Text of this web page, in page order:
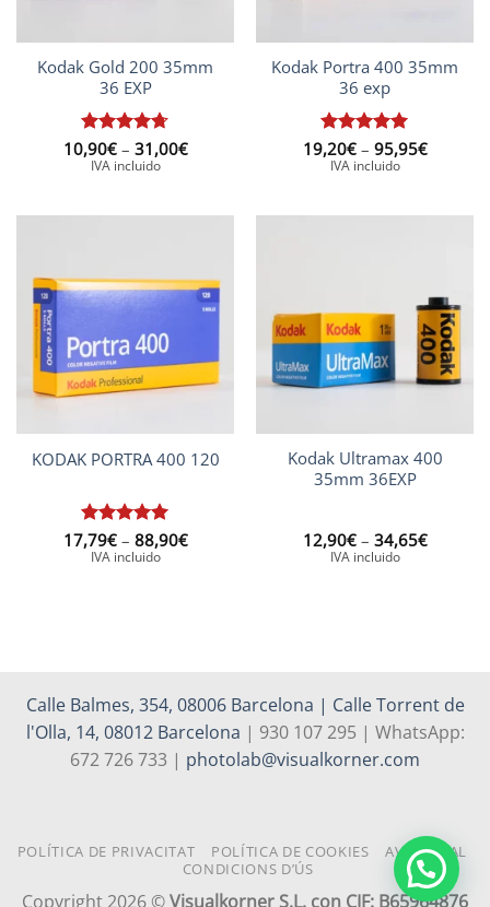
Kodak Gold 200 35mm
36 EXP
Puntuat
amb4.67
10,90€ – 31,00€Interval
de
IVA incluido
Kodak Portra 400 35mm
36 exp
Puntuat
amb5de
19,20€ – 95,95€Interval
de
IVA incluido
KODAK PORTRA 400 120
Puntuat
amb5de
17,79€ – 88,90€Interval
de
IVA incluido
Kodak Ultramax 400
35mm 36EXP
12,90€ – 34,65€Interval
de
IVA incluido
Calle Balmes, 354, 08006 Barcelona | Calle Torrent de
l'Olla, 14, 08012 Barcelona | 930 107 295 | WhatsApp:
672 726 733 | photolab@visualkorner.com
POLÍTICA DE PRIVACITAT POLÍTICA DE COOKIES
AVÍS LEGAL
CONDICIONS D’ÚS
Copyright 2026 ©Visualkorner S.L. con CIF: B65964876